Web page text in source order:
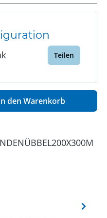
Teilen
gewünschten
den Warenkorb